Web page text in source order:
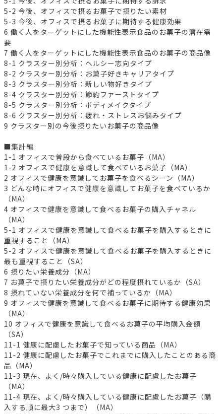
5-2 今後、オフィスで摂るお菓子で摂りたい素材
5-3 今後、オフィスで摂るお菓子に期待する健康効果
6 働く人をターゲットにした機能性表示食品のお菓子の潜在需
要
7 働く人をターゲットにした機能性表示食品のお菓子の商品像
8-1 クラスター別分析：ヘルシー志向タイプ
8-2 クラスター別分析：お菓子好きキャリアタイプ
8-3 クラスター別分析：新しい物好きタイプ
8-4 クラスター別分析：節約ファーストタイプ
8-5 クラスター別分析：ボディメイクタイプ
8-6 クラスター別分析：疲れ・ストレスお悩みタイプ
9 クラスター別の今後摂りたいお菓子の商品像
■集計編
1-1 オフィスで普段から食べているお菓子（MA）
1-2 オフィスで健康を意識して食べているお菓子（MA）
2 オフィスで健康を意識してお菓子を食べるシーン（MA）
3 どんな時にオフィスで健康を意識してお菓子を食べているか
（MA）
4 オフィスで健康を意識して食べるお菓子の購入チャネル
（MA）
5-1 オフィスで健康を意識して食べるお菓子を購入するときに
重視すること（MA）
5-2 オフィスで健康を意識して食べるお菓子を購入するときに
最も重視すること（SA）
6 摂りたい栄養成分（MA）
7 お菓子で摂りたい栄養成分がどの程度摂れているか（SA）
8 摂れていない栄養成分を何で補っているか（MA）
9 オフィスで健康を意識して食べるお菓子に期待する健康効果
（MA）
10 オフィスで健康を意識して食べるお菓子の平均購入金額
（SA）
11-1 健康に配慮したお菓子で知っている商品（MA）
11-2 健康に配慮したお菓子でこれまでに購入したことのある商
品（MA）
11-3 現在、よく/時々購入している健康に配慮したお菓子
（MA）
11-4 現在、よく/時々購入している健康に配慮したお菓子（購
入する順に最大3 つまで）（MA）